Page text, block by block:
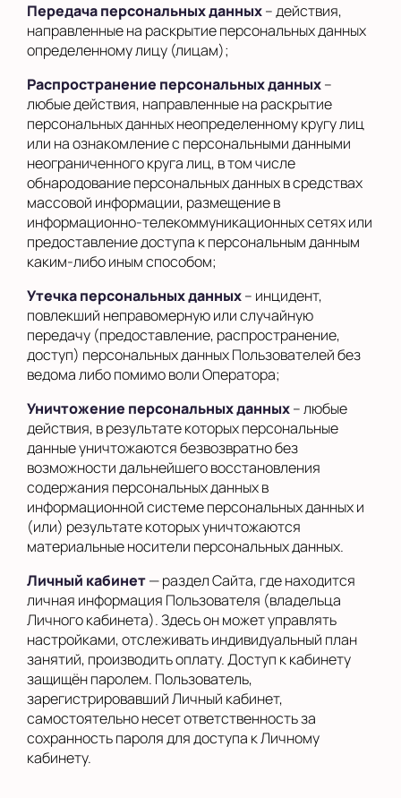
Передача персональных данных– действия,
направленные на раскрытие персональных данных
определенному лицу (лицам);
Распространение персональных данных–
любые действия, направленные на раскрытие
персональных данных неопределенному кругу лиц
или на ознакомление с персональными данными
неограниченного круга лиц, в том числе
обнародование персональных данных в средствах
массовой информации, размещение в
информационно-телекоммуникационных сетях или
предоставление доступа к персональным данным
каким-либо иным способом;
Утечка персональных данных– инцидент,
повлекший неправомерную или случайную
передачу (предоставление, распространение,
доступ) персональных данных Пользователей без
ведома либо помимо воли Оператора;
Уничтожение персональных данных– любые
действия, в результате которых персональные
данные уничтожаются безвозвратно без
возможности дальнейшего восстановления
содержания персональных данных в
информационной системе персональных данных и
(или) результате которых уничтожаются
материальные носители персональных данных.
Личный кабинет— раздел Сайта, где находится
личная информация Пользователя (владельца
Личного кабинета). Здесь он может управлять
настройками, отслеживать индивидуальный план
занятий, производить оплату. Доступ к кабинету
защищён паролем. Пользователь,
зарегистрировавший Личный кабинет,
самостоятельно несет ответственность за
сохранность пароля для доступа к Личному
кабинету.